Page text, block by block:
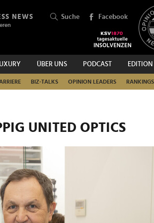
NEWS Suche Facebook
ÜBER UNS PODCAST EDITION
BIZ-TALKS OPINION LEADERS RANKINGS
SUCHEN
UNITED OPTICS